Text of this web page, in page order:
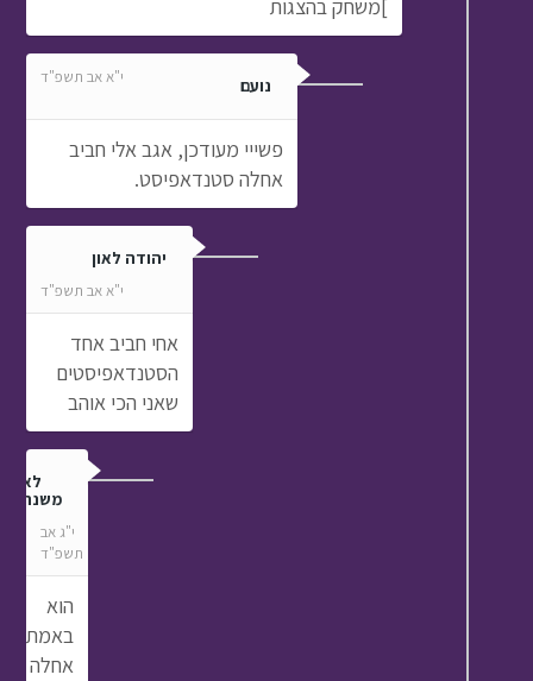
]משחק בהצגות
נועם י"א אב תשפ"ד
פשייי מעודכן, אגב אלי חביב
אחלה סטנדאפיסט.
יהודה לאון
י"א אב תשפ"ד
אחי חביב אחד
הסטנדאפיסטים
שאני הכי אוהב
לא
משנה
י"ג אב
תשפ"ד
הוא
באמת
אחלה